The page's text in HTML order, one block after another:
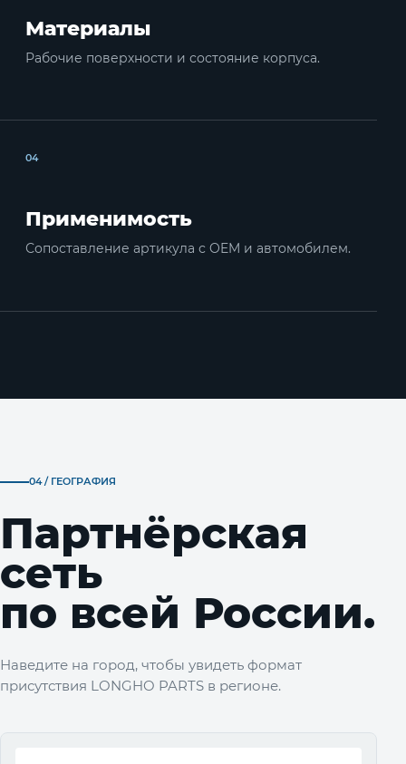
Материалы
Рабочие поверхности и состояние корпуса.
04
Применимость
Сопоставление артикула с OEM и автомобилем.
04 / ГЕОГРАФИЯ
Партнёрская
сеть
по всей России.
Наведите на город, чтобы увидеть формат
присутствия LONGHO PARTS в регионе.